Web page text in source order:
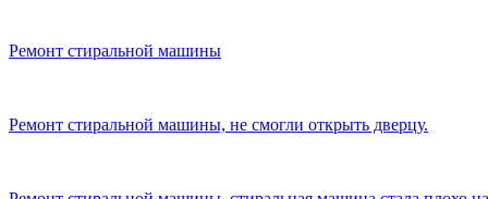
Ремонт стиральной машины
Ремонт стиральной машины, не смогли открыть дверцу.